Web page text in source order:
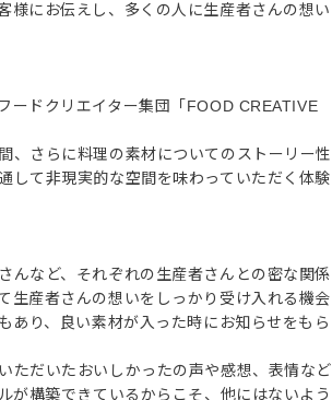
様にお伝えし、多くの人に生産者さんの想い
ードクリエイター集団「FOOD CREATIVE
、さらに料理の素材についてのストーリー性
して非現実的な空間を味わっていただく体験
んなど、それぞれの生産者さんとの密な関係
生産者さんの想いをしっかり受け入れる機会
あり、良い素材が入った時にお知らせをもら
ただいたおいしかったの声や感想、表情など
が構築できているからこそ、他にはないよう